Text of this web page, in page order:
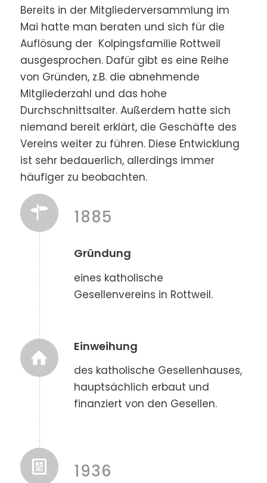
Bereits in der Mitgliederversammlung im
Mai hatte man beraten und sich für die
Auflösung der Kolpingsfamilie Rottweil
ausgesprochen. Dafür gibt es eine Reihe
von Gründen, z.B. die abnehmende
Mitgliederzahl und das hohe
Durchschnittsalter. Außerdem hatte sich
niemand bereit erklärt, die Geschäfte des
Vereins weiter zu führen. Diese Entwicklung
ist sehr bedauerlich, allerdings immer
häufiger zu beobachten.
1885
Gründung
eines katholische
Gesellenvereins in Rottweil.
Einweihung
des katholische Gesellenhauses,
hauptsächlich erbaut und
finanziert von den Gesellen.
1936